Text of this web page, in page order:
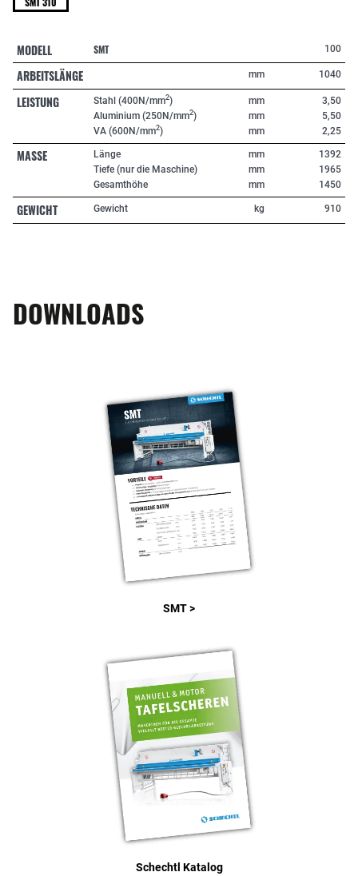
MODELL SMT 100
ARBEITSLÄNGE mm 1040
LEISTUNG Stahl (400N/mm2)
Aluminium (250N/mm2)
VA (600N/mm2)
mm
mm
mm
3,50
5,50
2,25
MASSE
Länge
Tiefe (nur die Maschine)
Gesamthöhe
mm
mm
mm
1392
1965
1450
GEWICHT Gewicht kg 910
DOWNLOADS
SMT >
Schechtl Katalog